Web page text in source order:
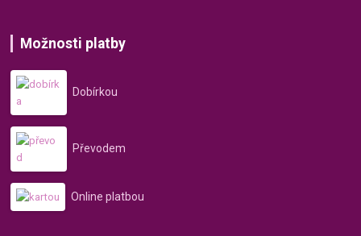
Možnosti platby
Dobírkou
Převodem
Online platbou